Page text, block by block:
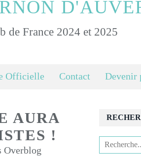
de France 2024 et 2025
Officielle Contact Devenir
AURA
!
Overblog